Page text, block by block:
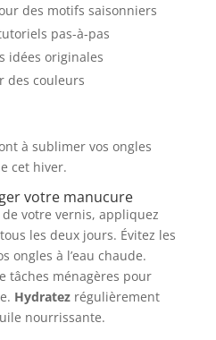
des motifs saisonniers
pas-à-pas
idées originales
des couleurs
à sublimer vos ongles
cet hiver.
votre manucure
votre vernis, appliquez
les deux jours. Évitez les
ongles à l’eau chaude.
tâches ménagères pour
Hydratezrégulièrement
nourrissante.